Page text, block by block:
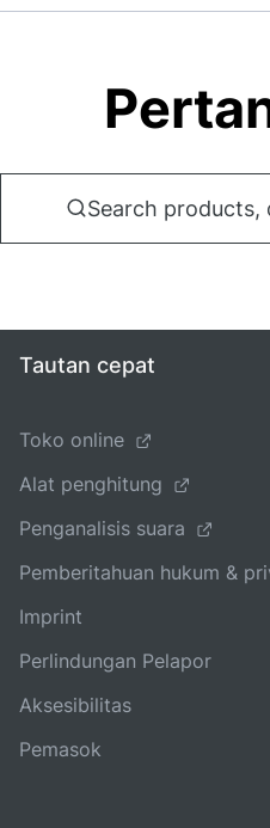
Search products,
Tautan cepat
Toko online
Alat penghitung
Penganalisis suara
Pemberitahuan hukum &
Imprint
Perlindungan Pelapor
Aksesibilitas
Pemasok